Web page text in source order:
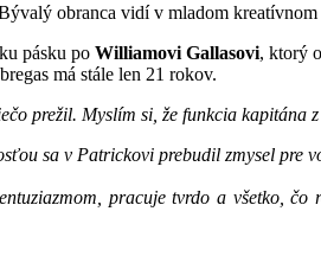
obranca vidí v mladom
pásku po Williamovi Gallasovi, ktorý
má stále len 21 rokov.
prežil. Myslím si, že funkcia
sa v Patrickovi prebudil zmysel
pracuje tvrdo a všetko,